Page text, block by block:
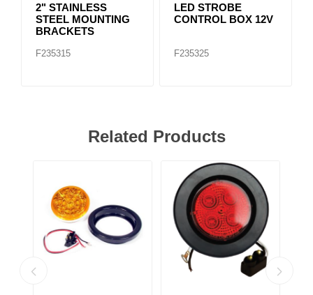
2" STAINLESS
STEEL MOUNTING
BRACKETS
F235315
LED STROBE
CONTROL BOX 12V
F235325
Related Products